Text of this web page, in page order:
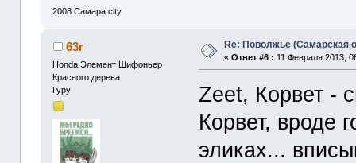
2008 Самара city
63r
Honda Элемент Шифоньер
Красного дерева
Гуру
Re: Поволжье (Самарская
«Ответ #6 : 11 Февраля 2013,
Zeet, Корвет -
Корвет, вроде
эликах...